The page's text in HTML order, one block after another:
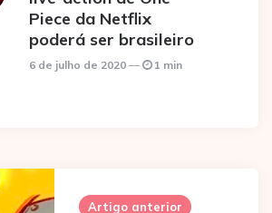
Piece da Netflix
poderá ser brasileiro
6 de julho de 2020 1 min
Artigo anterior